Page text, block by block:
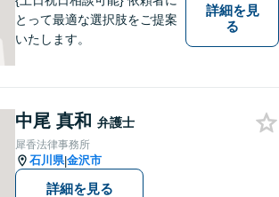
とって最適な選択肢をご提案
いたします。
詳細を見
る
中尾 真和 弁護士
犀香法律事務所
石川県|金沢市
詳細を見る